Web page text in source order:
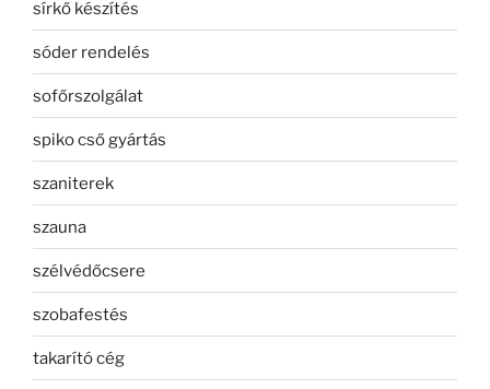
sírkő készítés
sóder rendelés
sofőrszolgálat
spiko cső gyártás
szaniterek
szauna
szélvédőcsere
szobafestés
takarító cég